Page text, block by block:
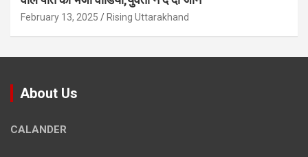
February 13, 2025 Rising Uttarakhand
About Us
CALANDER